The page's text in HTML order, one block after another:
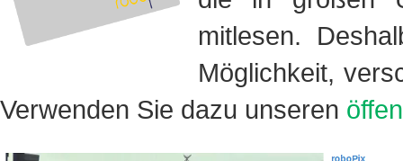
mitlesen.
Möglichkeit,
Verwenden Sie dazu unseren